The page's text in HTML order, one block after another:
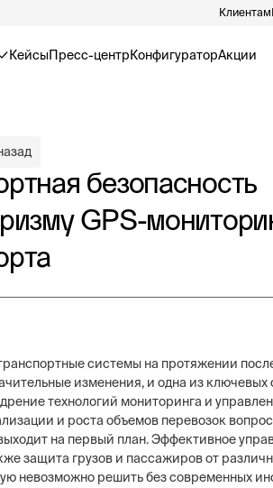
КейсыПресс-центрКонфигураторАкции
Клиентам
безопасность
GPS-
системы на протяжении
изменения, и одна из
технологий мониторинга и
и роста объемов перевозок
на первый план. Эффективное
защита грузов и пассажиров от
невозможно решить без современных